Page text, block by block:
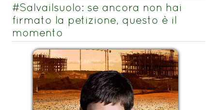
#Salvailsuolo: se ancora non hai
firmato la petizione, questo è il
momento